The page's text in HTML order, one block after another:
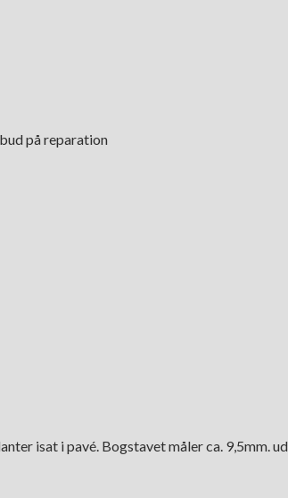
på reparation
isat i pavé. Bogstavet måler ca. 9,5mm.